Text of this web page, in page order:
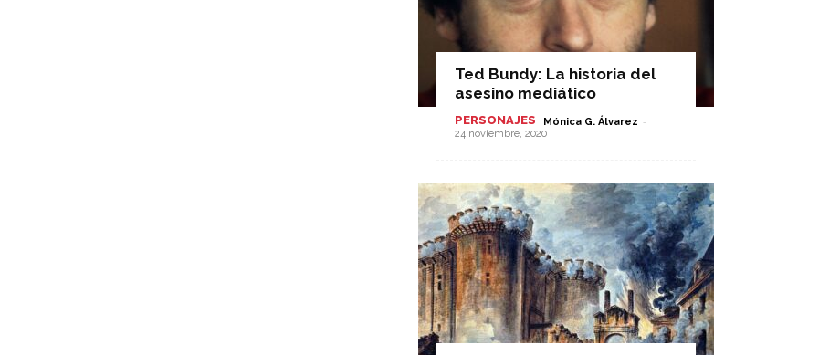
Ted Bundy: La historia del
asesino mediático
PERSONAJES Mónica G. Álvarez -
24 noviembre, 2020